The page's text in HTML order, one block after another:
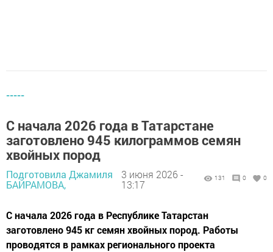
-----
С начала 2026 года в Татарстане
заготовлено 945 килограммов семян
хвойных пород
Подготовила Джамиля
БАЙРАМОВА,
3 июня 2026 -
13:17
131 0 0
С начала 2026 года в Республике Татарстан
заготовлено 945 кг семян хвойных пород. Работы
проводятся в рамках регионального проекта